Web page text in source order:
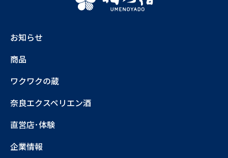
お知らせ
商品
ワクワクの蔵
奈良エクスペリエン酒
直営店･体験
企業情報